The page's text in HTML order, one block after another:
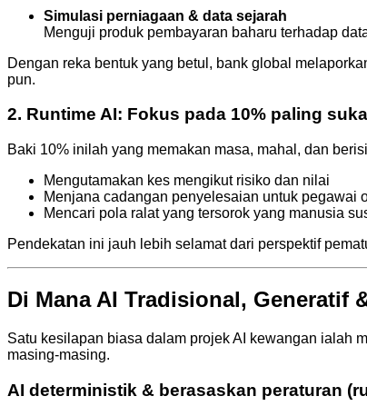
Simulasi perniagaan & data sejarah
Menguji produk pembayaran baharu terhadap
Dengan reka bentuk yang betul, bank global
pun.
2. Runtime AI: Fokus pada 10% paling
Baki 10% inilah yang memakan masa, mahal, dan
Mengutamakan kes mengikut risiko dan nilai
Menjana cadangan penyelesaian untuk pegawai
Mencari pola ralat yang tersorok yang manusia
Pendekatan ini jauh lebih selamat dari perspektif
Di Mana AI Tradisional, Generatif
Satu kesilapan biasa dalam projek AI kewangan ialah
masing-masing.
AI deterministik & berasaskan peraturan